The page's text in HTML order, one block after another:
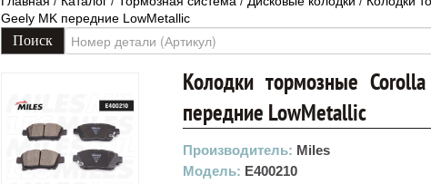
Geely MK передние LowMetallic
Колодки тормозные
передние LowMetallic
Производитель: Miles
Модель: E400210